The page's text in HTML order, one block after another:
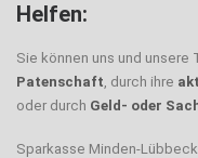
Helfen:
Sie können uns und
Patenschaft, durch ihre
oder durch Geld- oder
Sparkasse Minden-